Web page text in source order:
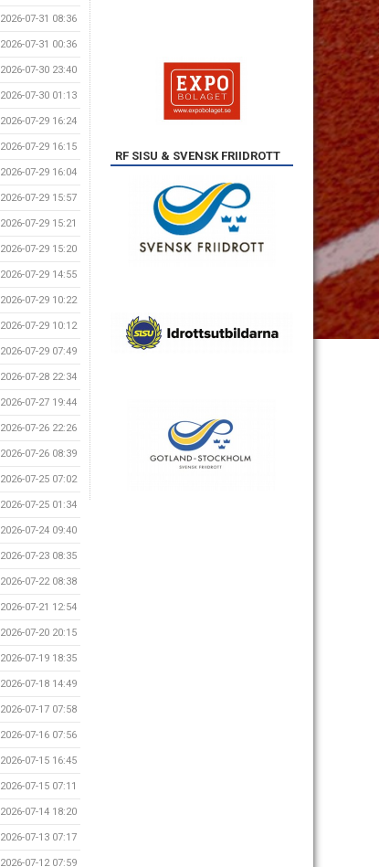
2026-07-31 08:36
2026-07-31 00:36
2026-07-30 23:40
2026-07-30 01:13
2026-07-29 16:24
2026-07-29 16:15
2026-07-29 16:04
2026-07-29 15:57
2026-07-29 15:21
2026-07-29 15:20
2026-07-29 14:55
2026-07-29 10:22
2026-07-29 10:12
2026-07-29 07:49
2026-07-28 22:34
2026-07-27 19:44
2026-07-26 22:26
2026-07-26 08:39
2026-07-25 07:02
2026-07-25 01:34
2026-07-24 09:40
2026-07-23 08:35
2026-07-22 08:38
2026-07-21 12:54
2026-07-20 20:15
2026-07-19 18:35
2026-07-18 14:49
2026-07-17 07:58
2026-07-16 07:56
2026-07-15 16:45
2026-07-15 07:11
2026-07-14 18:20
2026-07-13 07:17
2026-07-12 07:59
RF SISU & SVENSK FRIIDROTT